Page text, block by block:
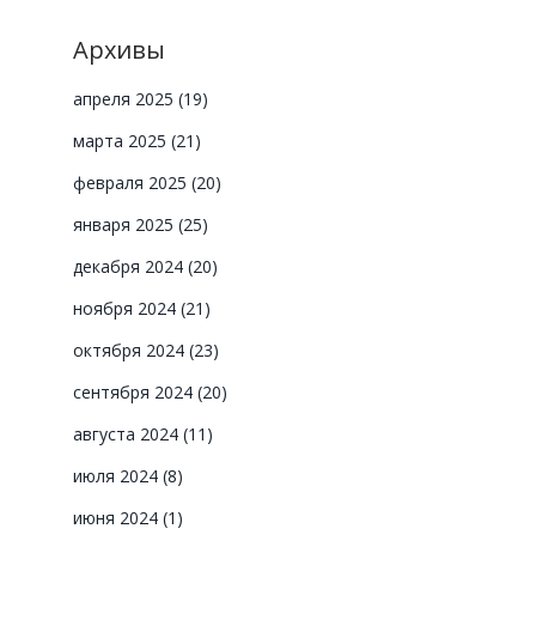
Архивы
апреля 2025 (19)
марта 2025 (21)
февраля 2025 (20)
января 2025 (25)
декабря 2024 (20)
ноября 2024 (21)
октября 2024 (23)
сентября 2024 (20)
августа 2024 (11)
июля 2024 (8)
июня 2024 (1)